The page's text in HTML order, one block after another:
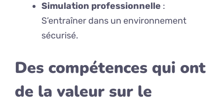
Simulation professionnelle :
S’entraîner dans un environnement
sécurisé.
Des compétences qui ont
de la valeur sur le